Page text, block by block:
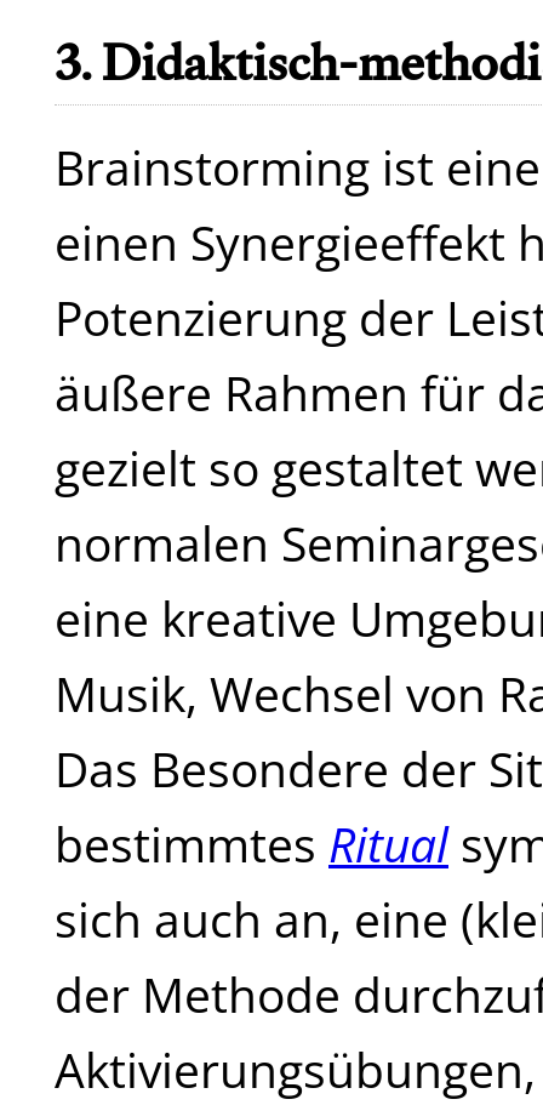
3. Didaktisch-
Brainstorming ist
einen Synergieeffekt
Potenzierung der
äußere Rahmen für
gezielt so gestaltet
normalen
eine kreative
Musik, Wechsel von
Das Besondere der
bestimmtes Ritual
sich auch an, eine
der Methode